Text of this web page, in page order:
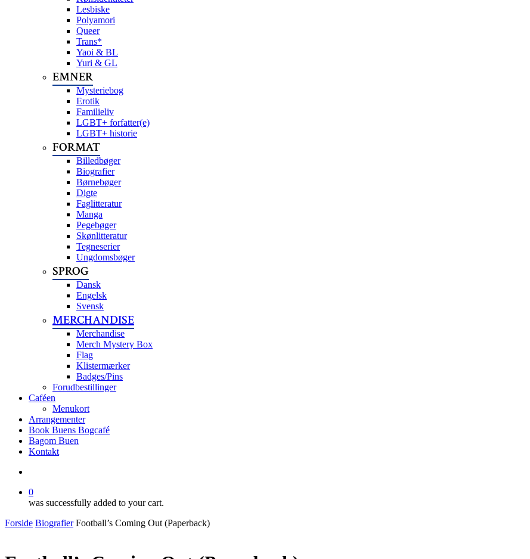
Lesbiske
Polyamori
Queer
Trans*
Yaoi & BL
Yuri & GL
EMNER
Mysteriebog
Erotik
Familieliv
LGBT+ forfatter(e)
LGBT+ historie
FORMAT
Billedbøger
Biografier
Børnebøger
Digte
Faglitteratur
Manga
Pegebøger
Skønlitteratur
Tegneserier
Ungdomsbøger
SPROG
Dansk
Engelsk
Svensk
MERCHANDISE
Merchandise
Merch Mystery Box
Flag
Klistermærker
Badges/Pins
Forudbestillinger
Caféen
Menukort
Arrangementer
Book Buens Bogcafé
Bagom Buen
Kontakt
0
was successfully added to your cart.
Forside Biografier Football’s Coming Out (Paperback)